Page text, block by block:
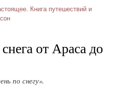
Книга путешествий и
от Араса до
по снегу».